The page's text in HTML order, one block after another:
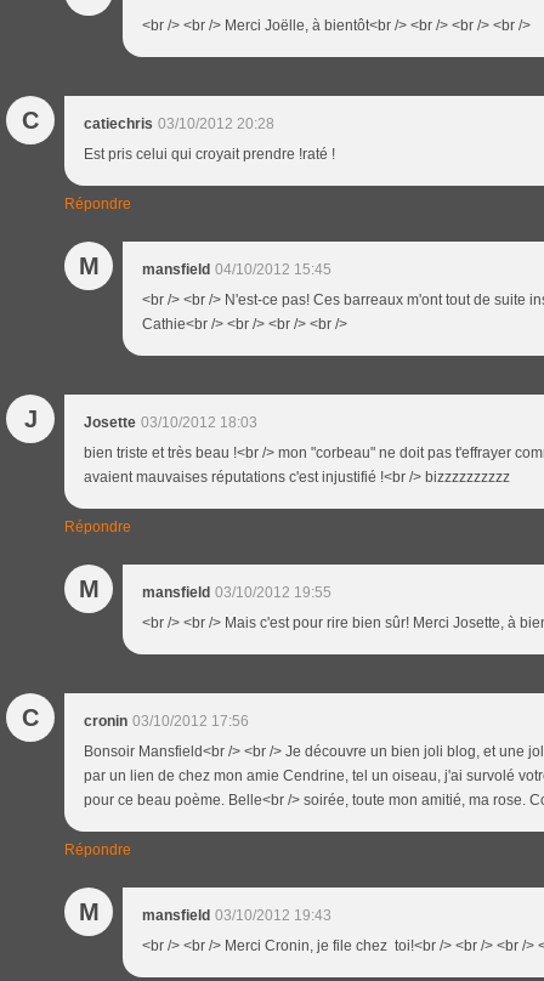
<br /> <br /> Merci Joëlle, à bientôt<br /> <br /> <br /> <br />
C catiechris 03/10/2012 20:28
Est pris celui qui croyait prendre !raté !
Répondre
M mansfield 04/10/2012 15:45
<br /> <br /> N'est-ce pas! Ces barreaux m'ont tout de suite
Cathie<br /> <br /> <br /> <br />
J Josette 03/10/2012 18:03
bien triste et très beau !<br /> mon "corbeau" ne doit pas t'effrayer
avaient mauvaises réputations c'est injustifié !<br /> bizzzzzzzzzz
Répondre
M mansfield 03/10/2012 19:55
<br /> <br /> Mais c'est pour rire bien sûr! Merci Josette, à
C cronin 03/10/2012 17:56
Bonsoir Mansfield<br /> <br /> Je découvre un bien joli blog, et une
par un lien de chez mon amie Cendrine, tel un oiseau, j'ai survolé
pour ce beau poème. Belle<br /> soirée, toute mon amitié, ma rose.
Répondre
M mansfield 03/10/2012 19:43
<br /> <br /> Merci Cronin, je file chez toi!<br /> <br /> <br />